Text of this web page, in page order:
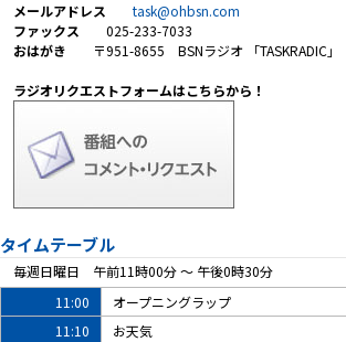
メールアドレス
task@ohbsn.com
ファックス 025-233-7033
おはがき 〒951-8655 BSNラジオ 「TASKRADIC」
ラジオリクエストフォームはこちらから！
タイムテーブル
毎週日曜日 午前11時00分 ～ 午後0時30分
11:00
オープニングラップ
11:10
お天気